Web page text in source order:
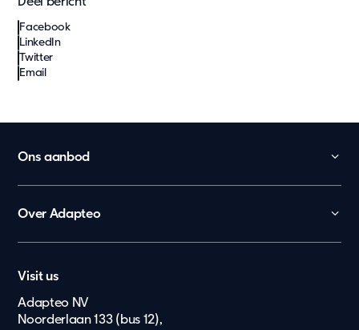
Lietuvių
Eesti Keel
Facebook
LinkedIn
Twitter
Email
Ons aanbod
Kinderopvang
Onderwijs
Zorg en gezondheid
Ouderenzorg
Wonen
Over Adapteo
Contact
Visit us
Adapteo NV
Noorderlaan 133 (bus 12),